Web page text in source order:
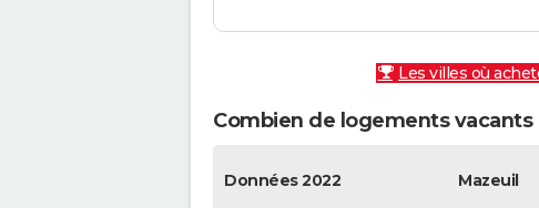
Les villes où
Combien de logements
Données 2022 Mazeuil